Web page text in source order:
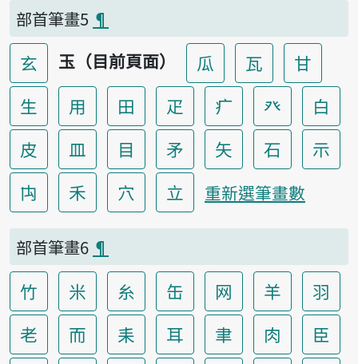
部首筆畫5 ¶
玄 玉（目前頁面） 瓜 瓦
甘
生
用 田 疋 疒 癶
白
皮
皿 目 矛 矢 石
示
禸
禾 穴 立 重新選筆畫數
部首筆畫6 ¶
竹 米 糸 缶 网 羊
羽
老
而 耒 耳 聿 肉
臣